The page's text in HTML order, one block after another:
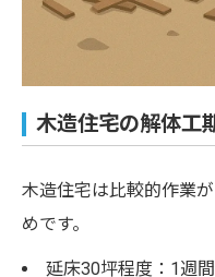
木造住宅の解体工
木造住宅は比較的作業
めです。
延床30坪程度：1週